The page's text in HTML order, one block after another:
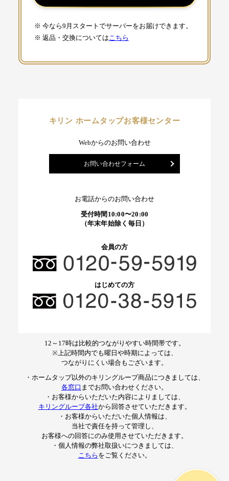
※ 今なら9月スタートでサーバーをお届けできます。
※ 返品・交換については こちら
キリン ホームタップお客様センター
Webからのお問い合わせ
お問い合わせフォーム
お電話からのお問い合わせ
会員の方
はじめての方
受付時間10:00〜20:00
（年末年始除く毎日）
12～17時は比較的つながりやすい時間帯です。
※上記時間内でも曜日や時期によっては、
つながりにくい場合もございます。
・ホームタップ以外のキリングループ商品につきましては、
各窓口 までお問い合わせください。
・お客様からいただいた内容によりましては、
キリングループ各社から回答させていただきます。
・お客様からいただいた個人情報は、
当社で責任を持って管理し、
お客様への回答にのみ使用させていただきます。
・個人情報の弊社取扱いにつきましては、
こちら をご覧ください。